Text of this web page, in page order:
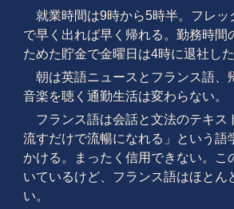
就業時間は9時から5時半。フレッ
で早く出れば早く帰れる。勤務時間
ためた貯金で金曜日は4時に退社した
朝は英語ニュースとフランス語、
音楽を聴く通勤生活は変わらない。
フランス語は会話と文法のテキス
流すだけで流暢になれる」という語
かける。まったく信用できない。こ
いているけど、フランス語はほとん
い。